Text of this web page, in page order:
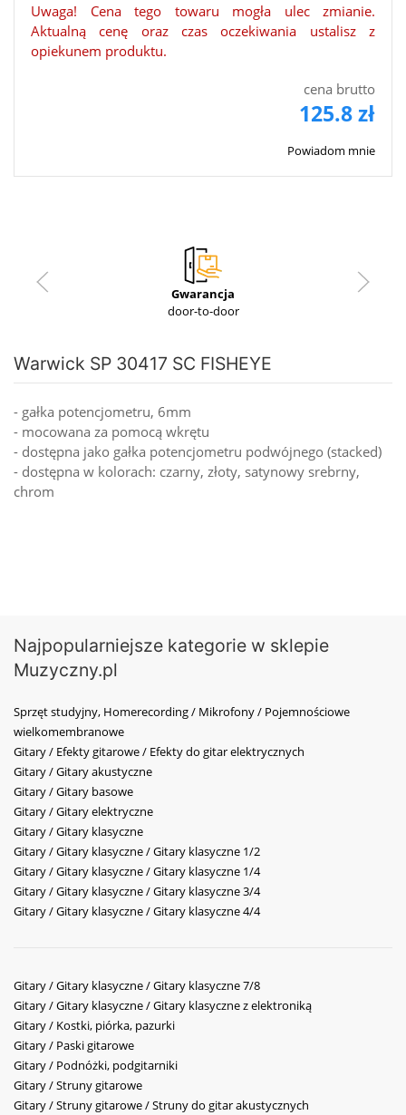
Uwaga! Cena tego towaru mogła ulec zmianie.
Aktualną cenę oraz czas oczekiwania ustalisz z
opiekunem produktu.
cena brutto
125.8 zł
Powiadom mnie
Gwarancja
door-to-door
Warwick SP 30417 SC FISHEYE
- gałka potencjometru, 6mm
- mocowana za pomocą wkrętu
- dostępna jako gałka potencjometru podwójnego (stacked)
- dostępna w kolorach: czarny, złoty, satynowy srebrny,
chrom
Najpopularniejsze kategorie w sklepie
Muzyczny.pl
Sprzęt studyjny, Homerecording / Mikrofony / Pojemnościowe
wielkomembranowe
Gitary / Efekty gitarowe / Efekty do gitar elektrycznych
Gitary / Gitary akustyczne
Gitary / Gitary basowe
Gitary / Gitary elektryczne
Gitary / Gitary klasyczne
Gitary / Gitary klasyczne / Gitary klasyczne 1/2
Gitary / Gitary klasyczne / Gitary klasyczne 1/4
Gitary / Gitary klasyczne / Gitary klasyczne 3/4
Gitary / Gitary klasyczne / Gitary klasyczne 4/4
Gitary / Gitary klasyczne / Gitary klasyczne 7/8
Gitary / Gitary klasyczne / Gitary klasyczne z elektroniką
Gitary / Kostki, piórka, pazurki
Gitary / Paski gitarowe
Gitary / Podnóżki, podgitarniki
Gitary / Struny gitarowe
Gitary / Struny gitarowe / Struny do gitar akustycznych